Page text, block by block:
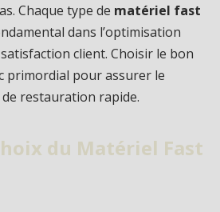
Chaque type de matériel fast
dans l’optimisation
client. Choisir le bon
primordial pour assurer le
de restauration rapide.
du Matériel Fast